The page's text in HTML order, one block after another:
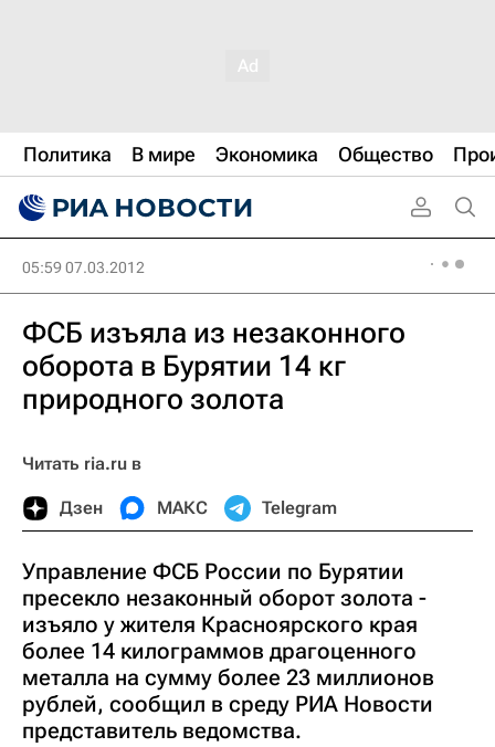
Политика В мире Экономика Общество
05:59 07.03.2012
ФСБ изъяла из незаконного
оборота в Бурятии 14 кг
природного золота
Читать ria.ru в
Дзен МАКС Telegram
Управление ФСБ России по Бурятии
пресекло незаконный оборот золота -
изъяло у жителя Красноярского края
более 14 килограммов драгоценного
металла на сумму более 23 миллионов
рублей, сообщил в среду РИА Новости
представитель ведомства.